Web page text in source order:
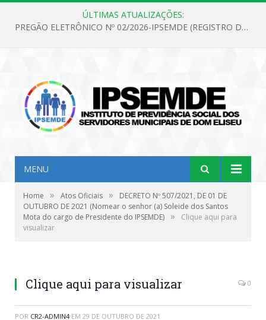
ÚLTIMAS ATUALIZAÇÕES:
PREGÃO ELETRÔNICO Nº 02/2026-IPSEMDE (REGISTRO DE PREÇOS PARA FUTURA E EVENTUAL AQUISIÇÃO DE MATERIAL DE LIMPEZA E GÊNEROS ALIMENTÍCIOS PARA ATENDER AS NECESSIDADES DO INSTITUTO DE PREVIDÊNCIA SOCIAL DOS SERVIDORES MUNICIPAIS DE DOM ELISEU.)
MENU
Home » Atos Oficiais »
DECRETO Nº 507/2021, DE 01 DE
OUTUBRO DE 2021 (Nomear o senhor (a) Soleide dos Santos
Mota do cargo de Presidente do IPSEMDE) »
Clique aqui para
visualizar
Clique aqui para visualizar 0
POR CR2-ADMIN4 EM 29 DE OUTUBRO DE 2021